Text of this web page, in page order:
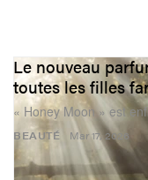
BEAUTÉ
Le nouveau
toutes les filles
« Honey Moon » est
Mar 17, 2026